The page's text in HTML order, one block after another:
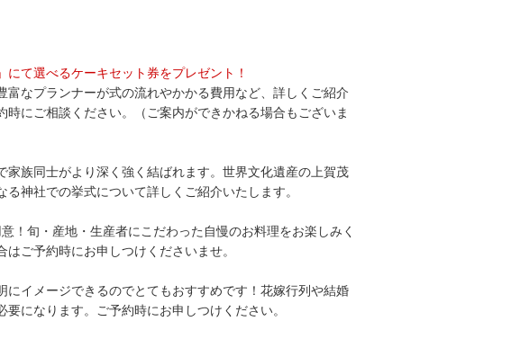
にて選べるケーキセット券をプレゼント！
なプランナーが式の流れやかかる費用など、詳しくご紹介
時にご相談ください。（ご案内ができかねる場合もございま
族同士がより深く強く結ばれます。世界文化遺産の上賀茂
神社での挙式について詳しくご紹介いたします。
！旬・産地・生産者にこだわった自慢のお料理をお楽しみく
ご予約時にお申しつけくださいませ。
イメージできるのでとてもおすすめです！花嫁行列や結婚
になります。ご予約時にお申しつけください。